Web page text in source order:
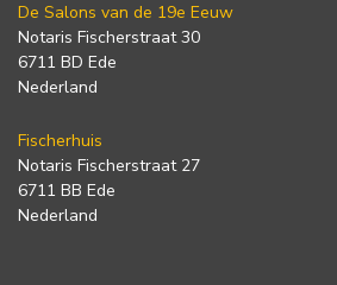
De Salons van de 19e Eeuw
Notaris Fischerstraat 30
6711 BD Ede
Nederland
Fischerhuis
Notaris Fischerstraat 27
6711 BB Ede
Nederland